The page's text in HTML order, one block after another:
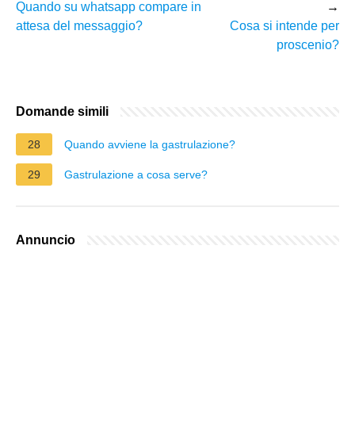
Quando su whatsapp compare in
attesa del messaggio?
→
Cosa si intende per
proscenio?
Domande simili
28 Quando avviene la gastrulazione?
29 Gastrulazione a cosa serve?
Annuncio